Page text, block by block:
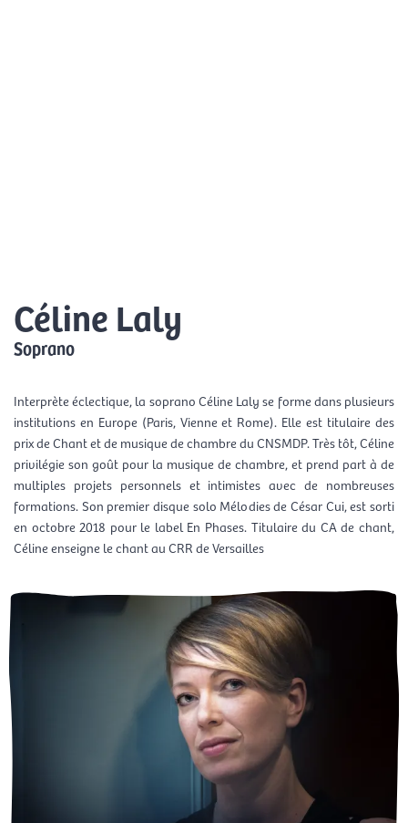
Céline Laly
Soprano
Interprète éclectique, la soprano Céline Laly se forme dans plusieurs
institutions en Europe (Paris, Vienne et Rome). Elle est titulaire des
prix de Chant et de musique de chambre du CNSMDP. Très tôt, Céline
privilégie son goût pour la musique de chambre, et prend part à de
multiples projets personnels et intimistes avec de nombreuses
formations. Son premier disque solo Mélodies de César Cui, est sorti
en octobre 2018 pour le label En Phases. Titulaire du CA de chant,
Céline enseigne le chant au CRR de Versailles